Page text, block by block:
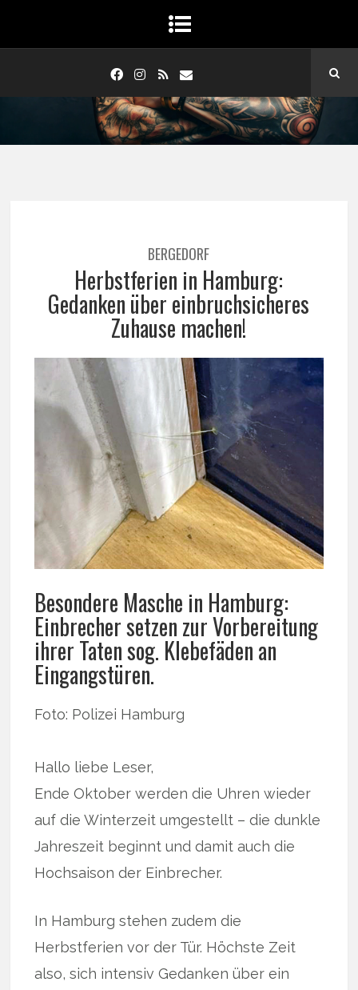
BERGEDORF
Herbstferien in Hamburg:
Gedanken über einbruchsicheres
Zuhause machen!
Besondere Masche in Hamburg:
Einbrecher setzen zur Vorbereitung
ihrer Taten sog. Klebefäden an
Eingangstüren.
Foto: Polizei Hamburg
Hallo liebe Leser,
Ende Oktober werden die Uhren wieder
auf die Winterzeit umgestellt – die dunkle
Jahreszeit beginnt und damit auch die
Hochsaison der Einbrecher.
In Hamburg stehen zudem die
Herbstferien vor der Tür. Höchste Zeit
also, sich intensiv Gedanken über ein